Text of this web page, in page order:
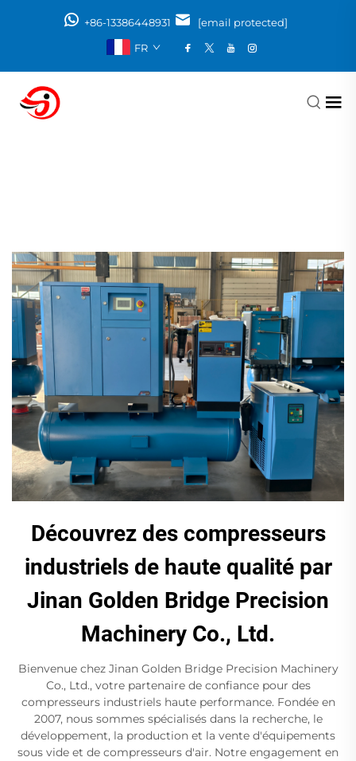
+86-13386448931
[email protected]
FR
Découvrez des compresseurs
industriels de haute qualité par
Jinan Golden Bridge Precision
Machinery Co., Ltd.
Bienvenue chez Jinan Golden Bridge Precision Machinery
Co., Ltd., votre partenaire de confiance pour des
compresseurs industriels haute performance. Fondée en
2007, nous sommes spécialisés dans la recherche, le
développement, la production et la vente d'équipements
sous vide et de compresseurs d'air. Notre engagement en